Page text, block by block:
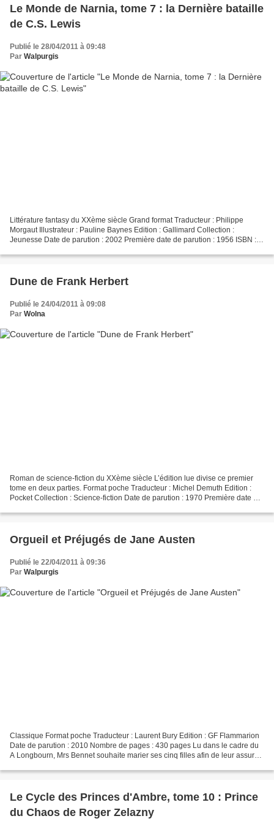
Le Monde de Narnia, tome 7 : la Dernière bataille
de C.S. Lewis
Publié le 28/04/2011 à 09:48
Par Walpurgis
Littérature fantasy du XXème siècle Grand format Traducteur : Philippe
Morgaut Illustrateur : Pauline Baynes Edition : Gallimard Collection :
Jeunesse Date de parution : 2002 Première date de parution : 1956 ISBN :
Dune de Frank Herbert
Publié le 24/04/2011 à 09:08
Par Wolna
Roman de science-fiction du XXème siècle L’édition lue divise ce premier
tome en deux parties. Format poche Traducteur : Michel Demuth Edition :
Pocket Collection : Science-fiction Date de parution : 1970 Première date de
Orgueil et Préjugés de Jane Austen
Publié le 22/04/2011 à 09:36
Par Walpurgis
Classique Format poche Traducteur : Laurent Bury Edition : GF Flammarion
Date de parution : 2010 Nombre de pages : 430 pages Lu dans le cadre du
A Longbourn, Mrs Bennet souhaite marier ses cinq filles afin de leur assurer
Le Cycle des Princes d'Ambre, tome 10 : Prince
du Chaos de Roger Zelazny